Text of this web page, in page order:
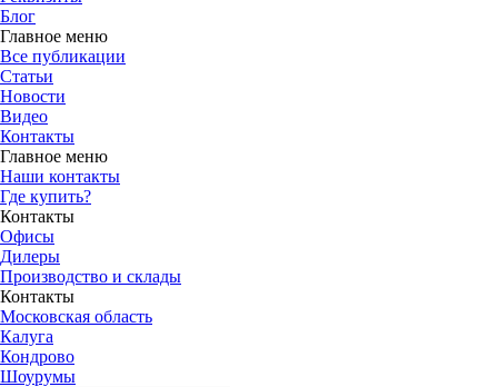
Блог
Главное меню
Все публикации
Статьи
Новости
Видео
Контакты
Главное меню
Наши контакты
Где купить?
Контакты
Офисы
Дилеры
Производство и склады
Контакты
Московская область
Калуга
Кондрово
Шоурумы